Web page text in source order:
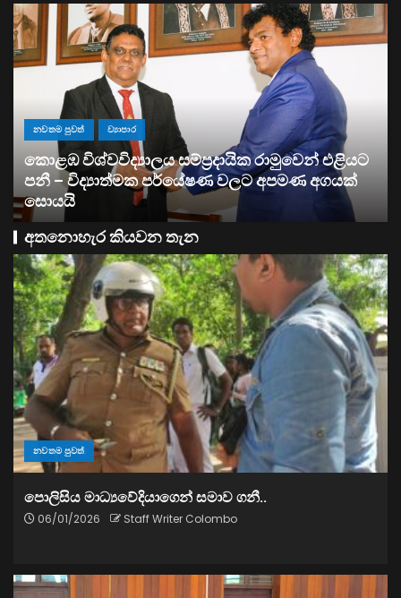
ව්‍යාපාර
සතොසෙන් සුපර් වැඩක් ..
අතනොහැර කියවන තැන
නවතම පුවත්
පොලිසිය මාධ්‍යවේදියාගෙන් සමාව ගනී..
06/01/2026 Staff Writer Colombo